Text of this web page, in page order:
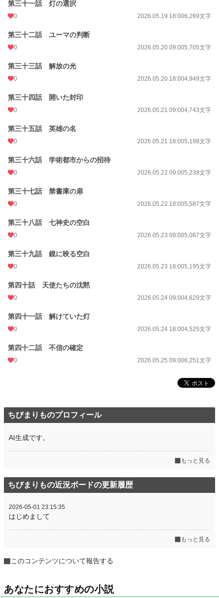
第三十一話 灯の選択
0 2026.05.19 18:006,269文字
第三十二話 ユーマの判断
0 2026.05.20 09:005,705文字
第三十三話 解放の光
0 2026.05.20 18:004,949文字
第三十四話 開いた封印
0 2026.05.21 09:004,743文字
第三十五話 英雄の名
0 2026.05.21 18:005,198文字
第三十六話 学術都市からの招待
0 2026.05.22 09:005,238文字
第三十七話 禁書庫の扉
0 2026.05.22 18:005,587文字
第三十八話 七神史の空白
0 2026.05.23 09:005,087文字
第三十九話 鏡に映る空白
0 2026.05.23 18:005,195文字
第四十話 天使たちの沈黙
0 2026.05.24 09:004,629文字
第四十一話 解けていた灯
0 2026.05.24 18:004,525文字
第四十二話 不信の確定
0 2026.05.25 09:006,251文字
ちびまりものプロフィール
AI生成です。
もっと見る
ちびまりもの近況ボードの更新履歴
2026-05-01 23:15:35
はじめまして
もっと見る
このコンテンツについて報告する
あなたにおすすめの小説